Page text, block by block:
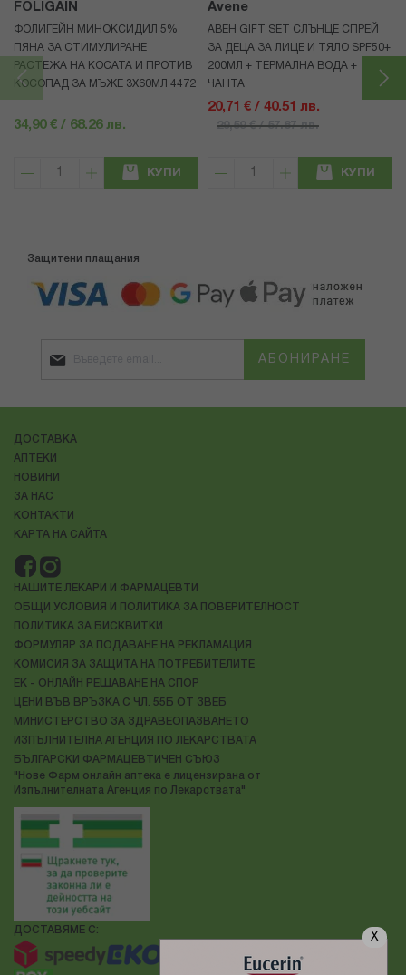
X
FOLIGAIN
ФОЛИГЕЙН МИНОКСИДИЛ 5%
ПЯНА ЗА СТИМУЛИРАНЕ
РАСТЕЖА НА КОСАТА И ПРОТИВ
КОСОПАД ЗА МЪЖЕ 3X60МЛ 4472
34,90 € / 68.26 лв.
КУПИ
Avene
АВЕН GIFT SET СЛЪНЦЕ СПРЕЙ
ЗА ДЕЦА ЗА ЛИЦЕ И ТЯЛО SPF50+
200МЛ + ТЕРМАЛНА ВОДА +
ЧАНТА
20,71 € / 40.51 лв.
29,59 € / 57.87 лв.
КУПИ
Защитени плащания
АБОНИРАНЕ
ДОСТАВКА
АПТЕКИ
НОВИНИ
ЗА НАС
КОНТАКТИ
КАРТА НА САЙТА
НАШИТЕ ЛЕКАРИ И ФАРМАЦЕВТИ
ОБЩИ УСЛОВИЯ И ПОЛИТИКА ЗА ПОВЕРИТЕЛНОСТ
ПОЛИТИКА ЗА БИСКВИТКИ
ФОРМУЛЯР ЗА ПОДАВАНЕ НА РЕКЛАМАЦИЯ
КОМИСИЯ ЗА ЗАЩИТА НА ПОТРЕБИТЕЛИТЕ
ЕК - ОНЛАЙН РЕШАВАНЕ НА СПОР
ЦЕНИ ВЪВ ВРЪЗКА С ЧЛ. 55Б ОТ ЗВЕБ
МИНИСТЕРСТВО ЗА ЗДРАВЕОПАЗВАНЕТО
ИЗПЪЛНИТЕЛНА АГЕНЦИЯ ПО ЛЕКАРСТВАТА
БЪЛГАРСКИ ФАРМАЦЕВТИЧЕН СЪЮЗ
"Нове Фарм онлайн аптека е лицензирана от
Изпълнителната Агенция по Лекарствата"
ДОСТАВЯМЕ С: